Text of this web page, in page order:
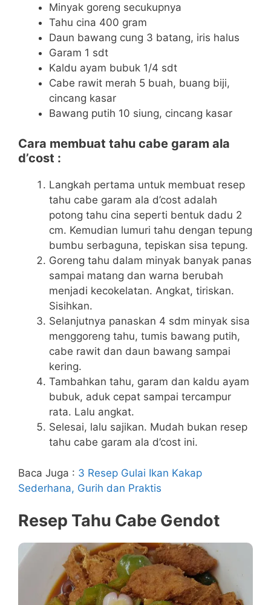
Minyak goreng secukupnya
Tahu cina 400 gram
Daun bawang cung 3 batang, iris halus
Garam 1 sdt
Kaldu ayam bubuk 1/4 sdt
Cabe rawit merah 5 buah, buang biji,
cincang kasar
Bawang putih 10 siung, cincang kasar
Cara membuat tahu cabe garam ala
d’cost :
Langkah pertama untuk membuat resep
tahu cabe garam ala d’cost adalah
potong tahu cina seperti bentuk dadu 2
cm. Kemudian lumuri tahu dengan tepung
bumbu serbaguna, tepiskan sisa tepung.
Goreng tahu dalam minyak banyak panas
sampai matang dan warna berubah
menjadi kecokelatan. Angkat, tiriskan.
Sisihkan.
Selanjutnya panaskan 4 sdm minyak sisa
menggoreng tahu, tumis bawang putih,
cabe rawit dan daun bawang sampai
kering.
Tambahkan tahu, garam dan kaldu ayam
bubuk, aduk cepat sampai tercampur
rata. Lalu angkat.
Selesai, lalu sajikan. Mudah bukan resep
tahu cabe garam ala d’cost ini.
Baca Juga : 3 Resep Gulai Ikan Kakap
Sederhana, Gurih dan Praktis
Resep Tahu Cabe Gendot